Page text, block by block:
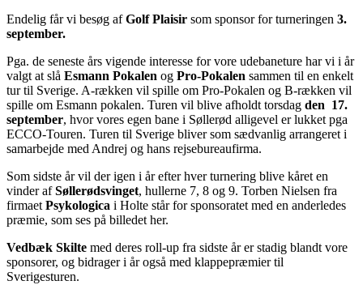
Endelig får vi besøg afGolf Plaisir som sponsor for turneringen 3.
september.
Pga. de seneste års vigende interesse for vore udebaneture har vi i år
valgt at slå Esmann Pokalen og Pro-Pokalen sammen til en enkelt
tur til Sverige. A-rækken vil spille om Pro-Pokalen og B-rækken vil
spille om Esmann pokalen. Turen vil blive afholdt torsdag den 17.
september, hvor vores egen bane i Søllerød alligevel er lukket pga
ECCO-Touren. Turen til Sverige bliver som sædvanlig arrangeret i
samarbejde med Andrej og hans rejsebureaufirma.
Som sidste år vil der igen i år efter hver turnering blive kåret en
vinder afSøllerødsvinget, hullerne 7, 8 og 9. Torben Nielsen fra
firmaet Psykologica i Holte står for sponsoratet med en anderledes
præmie, som ses på billedet her.
Vedbæk Skilte med deres roll-up fra sidste år er stadig blandt vore
sponsorer, og bidrager i år også med klappepræmier til
Sverigesturen.